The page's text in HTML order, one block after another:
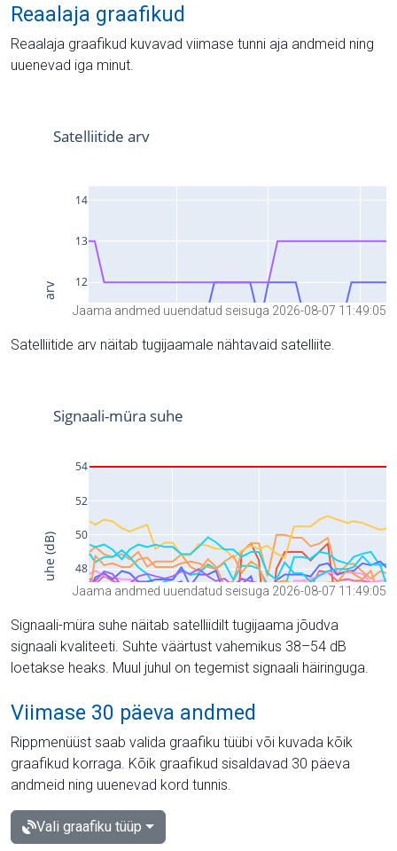
Reaalaja graafikud
Reaalaja graafikud kuvavad viimase tunni aja andmeid ning
uuenevad iga minut.
Jaama andmed uuendatud seisuga 2026-08-07 11:49:05
Satelliitide arv näitab tugijaamale nähtavaid satelliite.
Jaama andmed uuendatud seisuga 2026-08-07 11:49:05
Signaali-müra suhe näitab satelliidilt tugijaama jõudva
signaali kvaliteeti. Suhte väärtust vahemikus 38–54 dB
loetakse heaks. Muul juhul on tegemist signaali häiringuga.
Viimase 30 päeva andmed
Rippmenüüst saab valida graafiku tüübi või kuvada kõik
graafikud korraga. Kõik graafikud sisaldavad 30 päeva
andmeid ning uuenevad kord tunnis.
Vali graafiku tüüp